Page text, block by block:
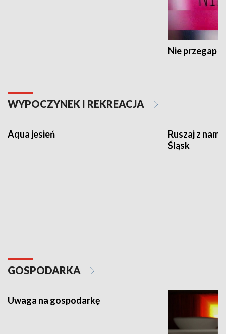
Nie przegap
WYPOCZYNEK I REKREACJA
Aqua jesień
Ruszaj z
Śląsk
GOSPODARKA
Uwaga na gospodarkę